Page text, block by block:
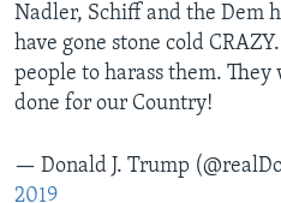
Nadler, Schiff and the Dem
have gone stone cold
people to harass them. They
done for our Country!
— Donald J. Trump
2019